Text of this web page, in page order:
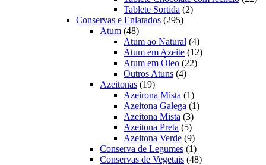
Tablete Sortida 22
Conservas e Enlatados 295295
Atum 4848
produtos
Atum ao Natural 44
produtos
Atum em Azeite 1212
Atum em Óleo 2222
Outros Atuns 44
Azeitonas 1919
produtos
Azeirona Mista 11
produto
Azeitona Galega 11
Azeitona Mista 33
produtos
Azeitona Preta 55
produtos
Azeitona Verde 99
produtos
Conserva de Legumes 11
produto
Conservas de Vegetais 4848